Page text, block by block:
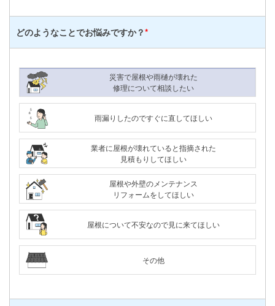
どのようなことでお悩みですか？*
災害で屋根や雨樋が壊れた
修理について相談したい
雨漏りしたのですぐに直してほしい
業者に屋根が壊れていると指摘された
見積もりしてほしい
屋根や外壁のメンテナンス
リフォームをしてほしい
屋根について不安なので見に来てほしい
その他